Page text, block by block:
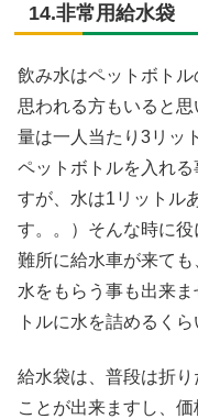
14.非常用給水袋
飲み水はペットボト
思われる方もいると
量は一人当たり3リッ
ペットボトルを入れ
すが、水は1リットル
す。。）そんな時に
難所に給水車が来て
水をもらう事も出来
トルに水を詰めるくら
給水袋は、普段は折
ことが出来ますし、